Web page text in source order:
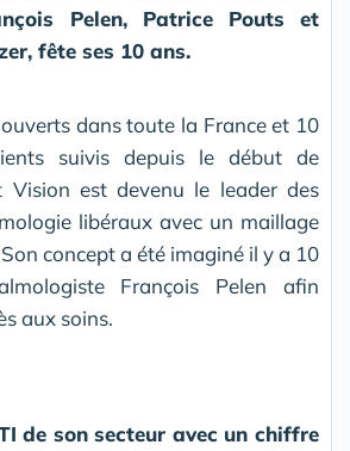
Pelen, Patrice Pouts et
fête ses 10 ans.
dans toute la France et 10
suivis depuis le début de
Vision est devenu le leader des
libéraux avec un maillage
concept a été imaginé il y a 10
François Pelen afin
aux soins.
de son secteur avec un chiffre